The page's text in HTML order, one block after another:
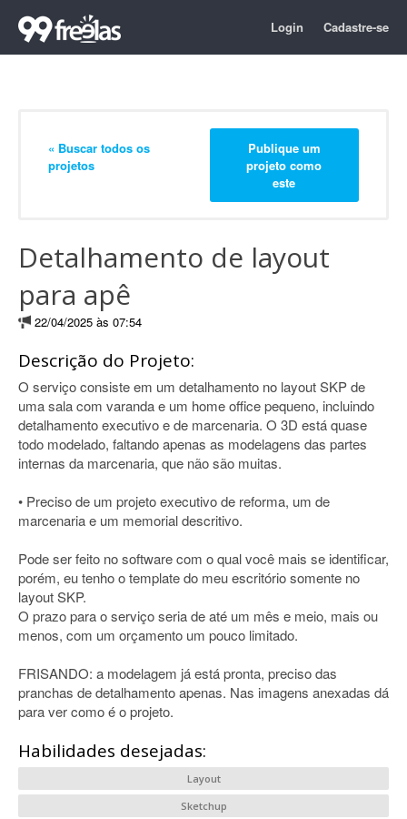
Login Cadastre-se
« Buscar todos os
projetos
Publique um
projeto como
este
Detalhamento de layout
para apê
22/04/2025 às 07:54
Descrição do Projeto:
O serviço consiste em um detalhamento no layout SKP de
uma sala com varanda e um home office pequeno, incluindo
detalhamento executivo e de marcenaria. O 3D está quase
todo modelado, faltando apenas as modelagens das partes
internas da marcenaria, que não são muitas.
• Preciso de um projeto executivo de reforma, um de
marcenaria e um memorial descritivo.
Pode ser feito no software com o qual você mais se identificar,
porém, eu tenho o template do meu escritório somente no
layout SKP.
O prazo para o serviço seria de até um mês e meio, mais ou
menos, com um orçamento um pouco limitado.
FRISANDO: a modelagem já está pronta, preciso das
pranchas de detalhamento apenas. Nas imagens anexadas dá
para ver como é o projeto.
Habilidades desejadas:
Layout
Sketchup